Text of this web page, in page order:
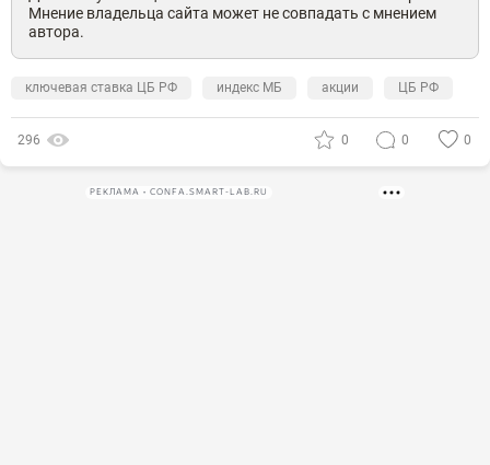
Мнение владельца сайта может не совпадать с мнением
автора.
ключевая ставка ЦБ РФ индекс МБ акции ЦБ РФ
296 0 0 0
РЕКЛАМА • CONFA.SMART-LAB.RU